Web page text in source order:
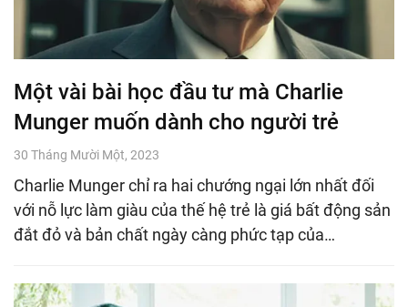
Một vài bài học đầu tư mà Charlie
Munger muốn dành cho người trẻ
30 Tháng Mười Một, 2023
Charlie Munger chỉ ra hai chướng ngại lớn nhất đối
với nỗ lực làm giàu của thế hệ trẻ là giá bất động sản
đắt đỏ và bản chất ngày càng phức tạp của…